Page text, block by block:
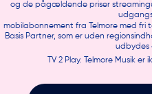
og de pågældende priser
mobilabonnement fra Telmore med fri
Basis Partner, som er uden
udbydes
TV 2 Play. Telmore Musik